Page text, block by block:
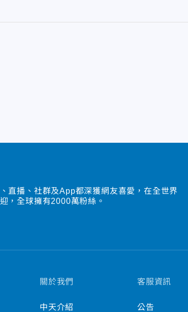
直播、社群及App都深獲網友喜愛，在全世界
，全球擁有2000萬粉絲。
關於我們
中天介紹
客服資訊
公告